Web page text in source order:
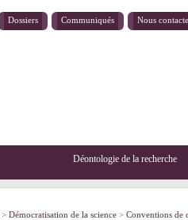
Dossiers Communiqués Nous
Déontologie de la recherche
> Démocratisation de la science > Conventions de